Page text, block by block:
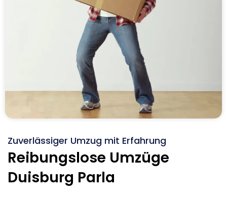
Zuverlässiger Umzug mit Erfahrung
Reibungslose Umzüge
Duisburg Parla